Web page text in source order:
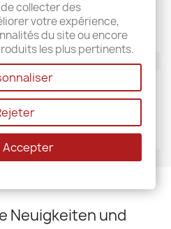
Neuigkeiten und
collecter des
votre expérience,
du site ou encore
les plus pertinents.
Accepter